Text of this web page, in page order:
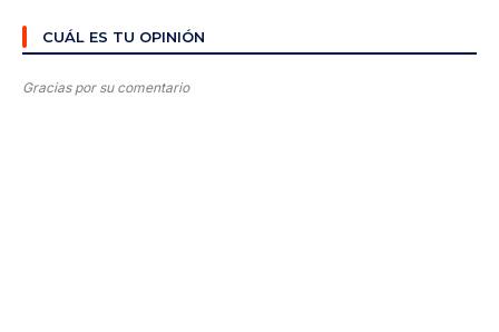
CUÁL ES TU OPINIÓN
Gracias por su comentario